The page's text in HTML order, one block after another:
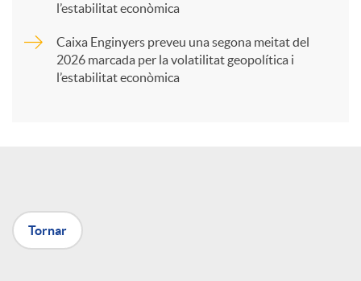
X
l’estabilitat econòmica
Caixa Enginyers preveu una segona meitat del
2026 marcada per la volatilitat geopolítica i
l’estabilitat econòmica
Tornar